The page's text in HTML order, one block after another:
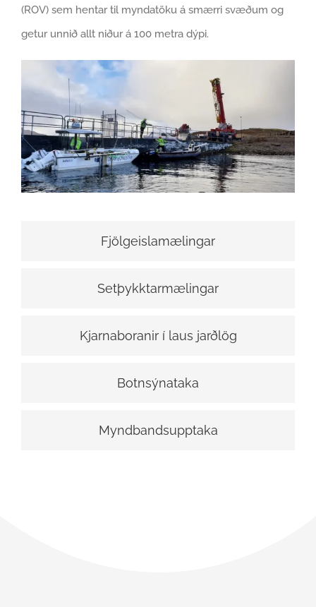
(ROV) sem hentar til myndatöku á smærri svæðum og
getur unnið allt niður á 100 metra dýpi.
Fjölgeislamælingar
Setþykktarmælingar
Kjarnaboranir í laus jarðlög
Botnsýnataka
Myndbandsupptaka